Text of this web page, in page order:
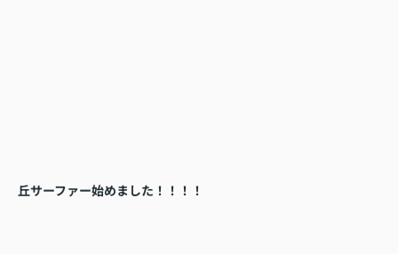
丘サーファー始めました！！！！